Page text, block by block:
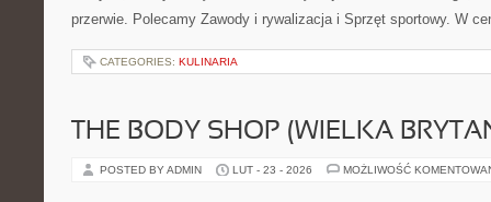
przerwie. Polecamy Zawody i rywalizacja i Sprzęt sportowy. W
CATEGORIES: KULINARIA
THE BODY SHOP (WIELKA
POSTED BY ADMIN LUT - 23 - 2026 MOŻLIWOŚĆ